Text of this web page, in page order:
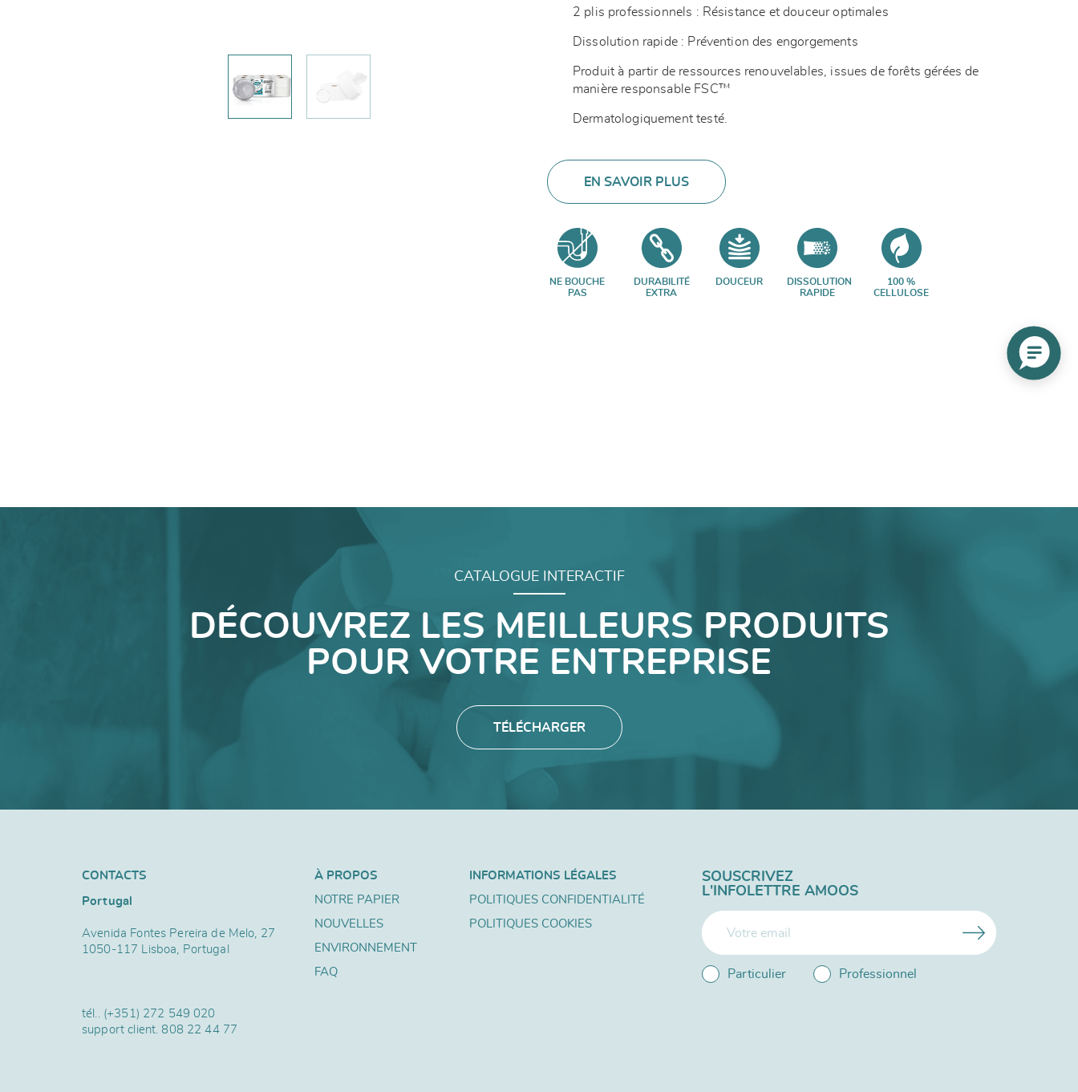
2 plis professionnels : Résistance et douceur optimales
Dissolution rapide : Prévention des engorgements
Produit à partir de ressources renouvelables, issues de forêts gérées de
manière responsable FSC™
Dermatologiquement testé.
EN SAVOIR PLUS
NE BOUCHE
PAS
DURABILITÉ
EXTRA
DOUCEUR
DISSOLUTION
RAPIDE
100 %
CELLULOSE
CATALOGUE INTERACTIF
DÉCOUVREZ LES MEILLEURS PRODUITS
POUR VOTRE ENTREPRISE
TÉLÉCHARGER
CONTACTS
Portugal
Avenida Fontes Pereira de Melo, 27
1050-117 Lisboa, Portugal
tél.. (+351) 272 549 020
support client.808 22 44 77
À PROPOS
NOTRE PAPIER
NOUVELLES
ENVIRONNEMENT
FAQ
INFORMATIONS LÉGALES
POLITIQUES CONFIDENTIALITÉ
POLITIQUES COOKIES
SOUSCRIVEZ
L'INFOLETTRE AMOOS
Particulier Professionnel